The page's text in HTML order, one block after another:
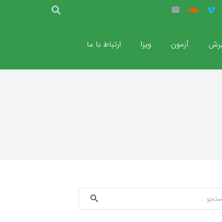
آزمون ویزا ارتباط با ما